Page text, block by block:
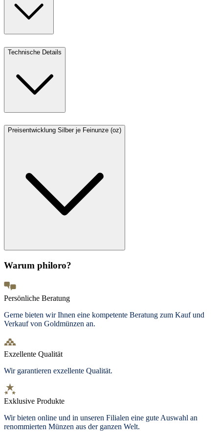
Technische Details
Preisentwicklung Silber je Feinunze (oz)
Warum philoro?
Persönliche Beratung
Gerne bieten wir Ihnen eine kompetente Beratung zum Kauf und
Verkauf von Goldmünzen an.
Exzellente Qualität
Wir garantieren exzellente Qualität.
Exklusive Produkte
Wir bieten online und in unseren Filialen eine gute Auswahl an
renommierten Münzen aus der ganzen Welt.